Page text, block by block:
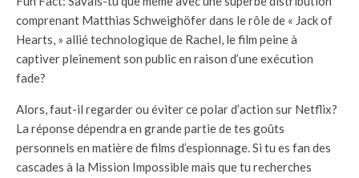
comprenant Matthias Schweighöfer dans le rôle de « Jack of
Hearts, » allié technologique de Rachel, le film peine à
captiver pleinement son public en raison d’une exécution
fade?
Alors, faut-il regarder ou éviter ce polar d’action sur Netflix?
La réponse dépendra en grande partie de tes goûts
personnels en matière de films d’espionnage. Si tu es fan des
cascades à la Mission Impossible mais que tu recherches